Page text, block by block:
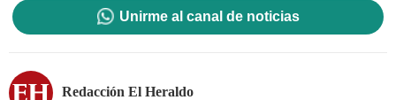
Unirme al canal de noticias
Redacción El Heraldo